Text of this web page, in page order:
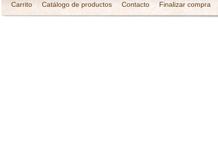
Carrito Catálogo de productos Contacto Finalizar compra